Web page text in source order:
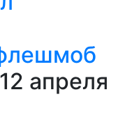
апреля